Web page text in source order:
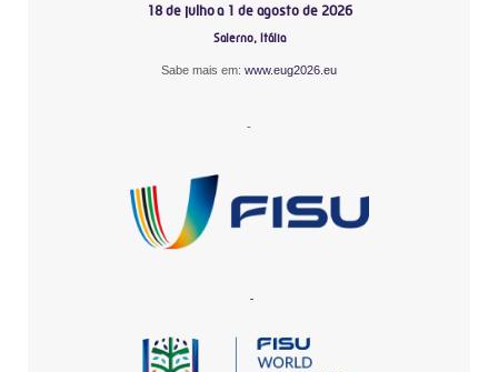
18 de julho a 1 de agosto de 2026
Salerno, Itália
Sabe mais em: www.eug2026.eu
-
-